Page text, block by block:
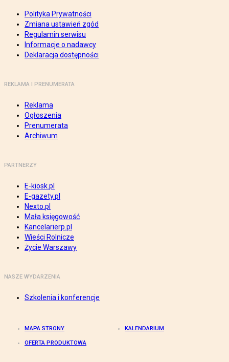
Polityka Prywatności
Zmiana ustawień zgód
Regulamin serwisu
Informacje o nadawcy
Deklaracja dostępności
REKLAMA I PRENUMERATA
Reklama
Ogłoszenia
Prenumerata
Archiwum
PARTNERZY
E-kiosk.pl
E-gazety.pl
Nexto.pl
Mała księgowość
Kancelarierp.pl
Wieści Rolnicze
Życie Warszawy
NASZE WYDARZENIA
Szkolenia i konferencje
MAPA STRONY KALENDARIUM
OFERTA PRODUKTOWA